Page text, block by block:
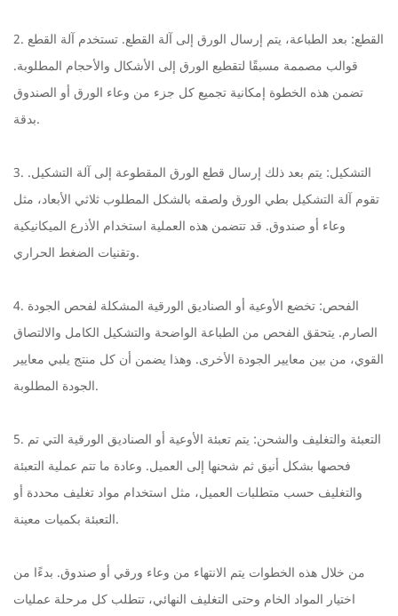
2. القطع: بعد الطباعة، يتم إرسال الورق إلى آلة القطع. تستخدم آلة القطع
قوالب مصممة مسبقًا لتقطيع الورق إلى الأشكال والأحجام المطلوبة.
تضمن هذه الخطوة إمكانية تجميع كل جزء من وعاء الورق أو الصندوق
بدقة.
3. التشكيل: يتم بعد ذلك إرسال قطع الورق المقطوعة إلى آلة التشكيل.
تقوم آلة التشكيل بطي الورق ولصقه بالشكل المطلوب ثلاثي الأبعاد، مثل
وعاء أو صندوق. قد تتضمن هذه العملية استخدام الأذرع الميكانيكية
وتقنيات الضغط الحراري.
4. الفحص: تخضع الأوعية أو الصناديق الورقية المشكلة لفحص الجودة
الصارم. يتحقق الفحص من الطباعة الواضحة والتشكيل الكامل والالتصاق
القوي، من بين معايير الجودة الأخرى. وهذا يضمن أن كل منتج يلبي معايير
الجودة المطلوبة.
5. التعبئة والتغليف والشحن: يتم تعبئة الأوعية أو الصناديق الورقية التي تم
فحصها بشكل أنيق ثم شحنها إلى العميل. وعادة ما تتم عملية التعبئة
والتغليف حسب متطلبات العميل، مثل استخدام مواد تغليف محددة أو
التعبئة بكميات معينة.
من خلال هذه الخطوات يتم الانتهاء من وعاء ورقي أو صندوق. بدءًا من
اختيار المواد الخام وحتى التغليف النهائي، تتطلب كل مرحلة عمليات